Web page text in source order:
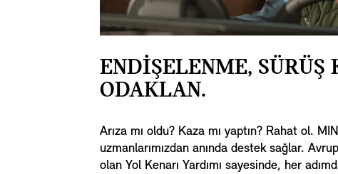
ENDİŞELENME, SÜRÜŞ
ODAKLAN.
Arıza mı oldu? Kaza mı yaptın? Rahat ol.
uzmanlarımızdan anında destek sağlar.
olan Yol Kenarı Yardımı sayesinde, her